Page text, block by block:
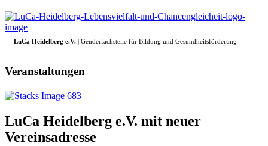
LuCa Heidelberg e.V. | Genderfachstelle für Bildung und Gesundheitsförderung
Veranstaltungen
LuCa Heidelberg e.V. mit neuer
Vereinsadresse